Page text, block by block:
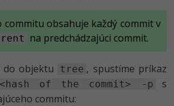
commitu obsahuje každý commit v
na predchádzajúci commit.
do objektu tree , spustíme príkaz
of the commit> -p
s
commitu: